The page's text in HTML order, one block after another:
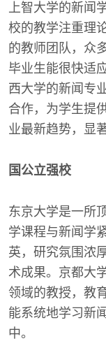
上智大学的新闻
校的教学注重理
的教师团队，众
毕业生能很快适
西大学的新闻专
合作，为学生提
业最新趋势，显
国公立强校
东京大学是一所
学课程与新闻学
英，研究氛围浓
术成果。京都大
领域的教授，教
能系统地学习新
中。